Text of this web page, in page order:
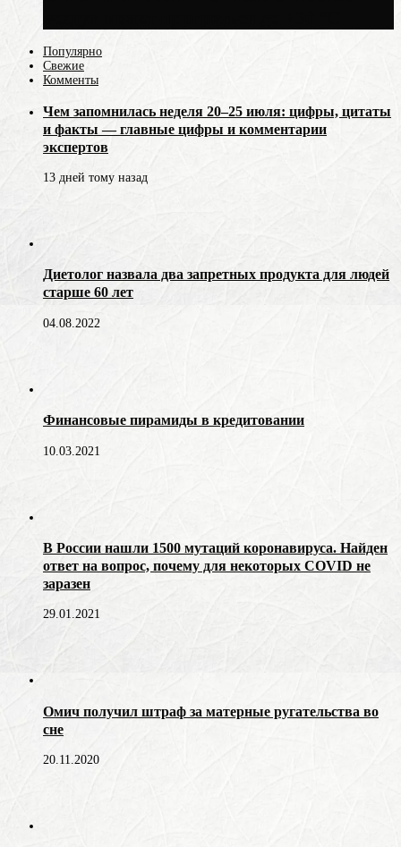
Популярно
Свежие
Комменты
Чем запомнилась неделя 20–25 июля: цифры, цитаты
и факты — главные цифры и комментарии
экспертов
13 дней тому назад
Диетолог назвала два запретных продукта для людей
старше 60 лет
04.08.2022
Финансовые пирамиды в кредитовании
10.03.2021
В России нашли 1500 мутаций коронавируса. Найден
ответ на вопрос, почему для некоторых COVID не
заразен
29.01.2021
Омич получил штраф за матерные ругательства во
сне
20.11.2020